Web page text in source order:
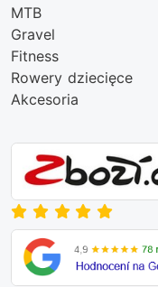
MTB
Gravel
Fitness
Rowery dziecięce
Akcesoria